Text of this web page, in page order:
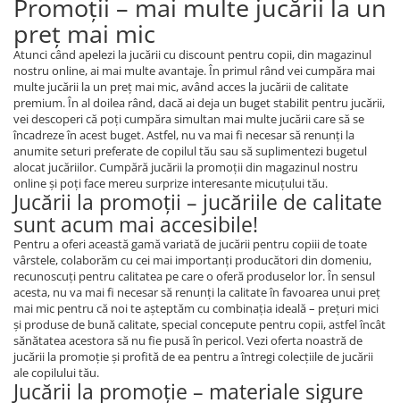
Promoţii – mai multe jucării la un
preţ mai mic
Atunci când apelezi la jucării cu discount pentru copii, din magazinul
nostru online, ai mai multe avantaje. În primul rând vei cumpăra mai
multe jucării la un preţ mai mic, având acces la jucării de calitate
premium. În al doilea rând, dacă ai deja un buget stabilit pentru jucării,
vei descoperi că poţi cumpăra simultan mai multe jucării care să se
încadreze în acest buget. Astfel, nu va mai fi necesar să renunţi la
anumite seturi preferate de copilul tău sau să suplimentezi bugetul
alocat jucăriilor. Cumpără jucării la promoţii din magazinul nostru
online şi poţi face mereu surprize interesante micuţului tău.
Jucării la promoţii – jucăriile de calitate
sunt acum mai accesibile!
Pentru a oferi această gamă variată de jucării pentru copiii de toate
vârstele, colaborăm cu cei mai importanţi producători din domeniu,
recunoscuţi pentru calitatea pe care o oferă produselor lor. În sensul
acesta, nu va mai fi necesar să renunţi la calitate în favoarea unui preţ
mai mic pentru că noi te aşteptăm cu combinaţia ideală – preţuri mici
şi produse de bună calitate, special concepute pentru copii, astfel încât
sănătatea acestora să nu fie pusă în pericol. Vezi oferta noastră de
jucării la promoţie şi profită de ea pentru a întregi colecţiile de jucării
ale copilului tău.
Jucării la promoţie – materiale sigure